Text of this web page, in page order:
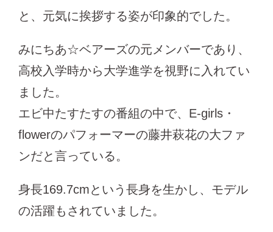
と、元気に挨拶する姿が印象的でした。
みにちあ☆ベアーズの元メンバーであり、
高校入学時から大学進学を視野に入れてい
ました。
エビ中たすたすの番組の中で、E-girls・
flowerのパフォーマーの藤井萩花の大ファ
ンだと言っている。
身長169.7cmという長身を生かし、モデル
の活躍もされていました。